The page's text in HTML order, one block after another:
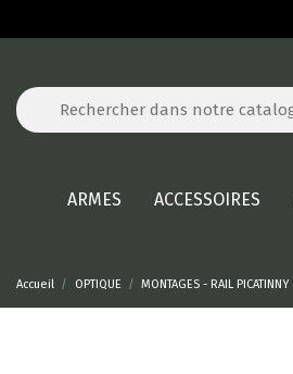
ARMES ACCESSOIRES
Accueil OPTIQUE MONTAGES - RAIL PICATINNY